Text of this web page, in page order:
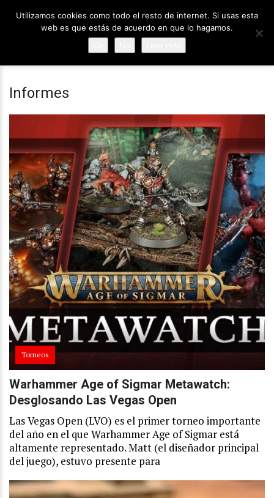
Informes
Torneos
Warhammer Age of Sigmar Metawatch:
Desglosando Las Vegas Open
Las Vegas Open (LVO) es el primer torneo importante
del año en el que Warhammer Age of Sigmar está
altamente representado. Matt (el diseñador principal
del juego), estuvo presente para
Utilizamos cookies como todo el resto de internet. Si usas esta
web es que estás de acuerdo en que lo hagamos.